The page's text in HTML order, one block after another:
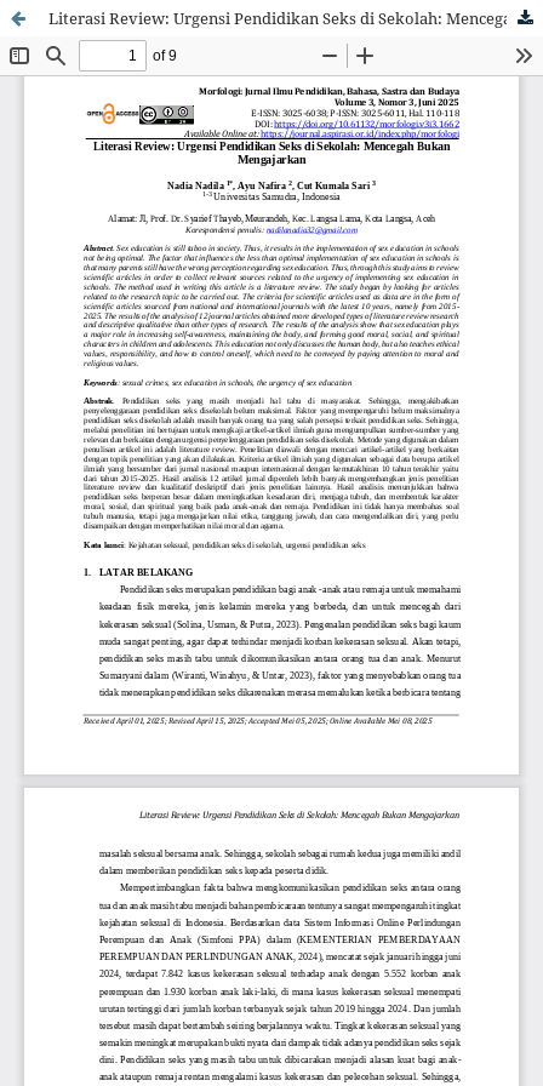
Literasi Review: Urgensi Pendidikan Seks di Sekolah: Mencegah Bukan Mengajarkan